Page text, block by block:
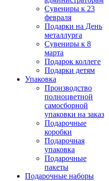
Сувениры к 23
февраля
Подарки на День
металлурга
Сувениры к 8
марта
Подарок коллеге
Подарки детям
Упаковка
Производство
полноцветной
самосборной
упаковки на заказ
Подарочные
коробки
Подарочная
упаковка
Подарочные
пакеты
Подарочные наборы